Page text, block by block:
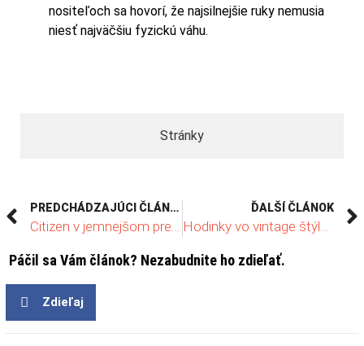
nositeľoch sa hovorí, že najsilnejšie ruky nemusia
niesť najväčšiu fyzickú váhu.
Stránky
PREDCHÁDZAJÚCI ČLÁNOK ĎALŠÍ ČLÁNOK
Páčil sa Vám článok? Nezabudnite ho zdieľať.
Zdieľaj